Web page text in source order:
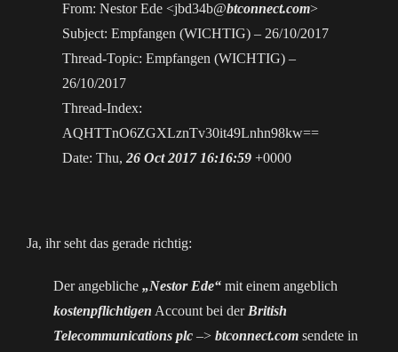
From: Nestor Ede <jbd34b@btconnect.com>
Subject: Empfangen (WICHTIG) – 26/10/2017
Thread-Topic: Empfangen (WICHTIG) –
26/10/2017
Thread-Index:
AQHTTnO6ZGXLznTv30it49Lnhn98kw==
Date: Thu, 26 Oct 2017 16:16:59 +0000
Ja, ihr seht das gerade richtig:
Der angebliche „Nestor Ede“ mit einem angeblich
kostenpflichtigen Account bei der British
Telecommunications plc –> btconnect.com sendete in